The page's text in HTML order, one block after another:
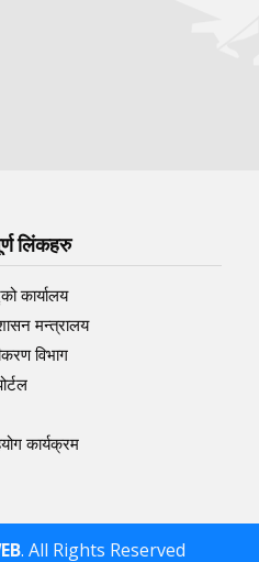
लिंकहरु
कार्यालय
मन्त्रालय
विभाग
कार्यक्रम
. All Rights Reserved